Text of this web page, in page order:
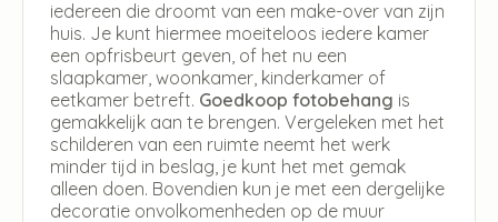
iedereen die droomt van een make-over van zijn
huis. Je kunt hiermee moeiteloos iedere kamer
een opfrisbeurt geven, of het nu een
slaapkamer, woonkamer, kinderkamer of
eetkamer betreft. Goedkoop fotobehang is
gemakkelijk aan te brengen. Vergeleken met het
schilderen van een ruimte neemt het werk
minder tijd in beslag, je kunt het met gemak
alleen doen. Bovendien kun je met een dergelijke
decoratie onvolkomenheden op de muur